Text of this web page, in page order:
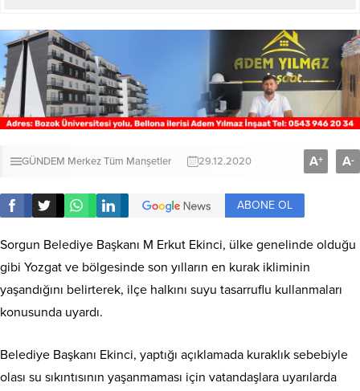
GÜNDEM MerkezTüm Manşetler 29.12.2020 A+ A-
ABONE OL
Sorgun Belediye Başkanı M Erkut Ekinci, ülke genelinde olduğu
gibi Yozgat ve bölgesinde son yılların en kurak ikliminin
yaşandığını belirterek, ilçe halkını suyu tasarruflu kullanmaları
konusunda uyardı.
Belediye Başkanı Ekinci, yaptığı açıklamada kuraklık sebebiyle
olası su sıkıntısının yaşanmaması için vatandaşlara uyarılarda